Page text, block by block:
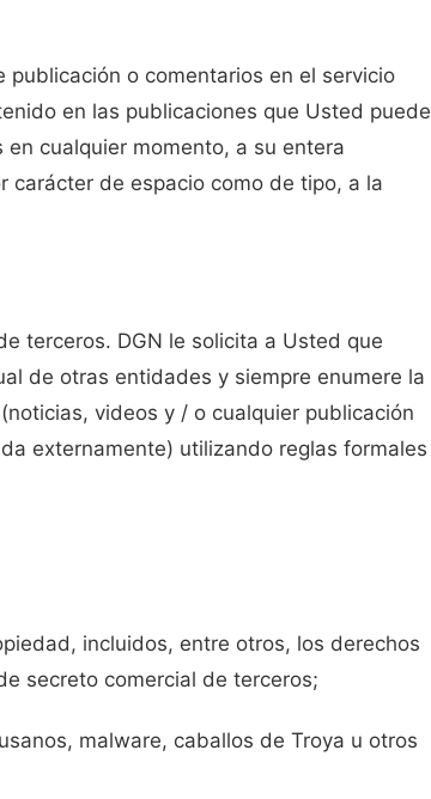
o comentarios en el servicio
en las publicaciones que Usted puede
cualquier momento, a su entera
carácter de espacio como de tipo, a la
terceros. DGN le solicita a Usted que
de otras entidades y siempre enumere la
videos y / o cualquier publicación
externamente) utilizando reglas formales
incluidos, entre otros, los derechos
secreto comercial de terceros;
malware, caballos de Troya u otros